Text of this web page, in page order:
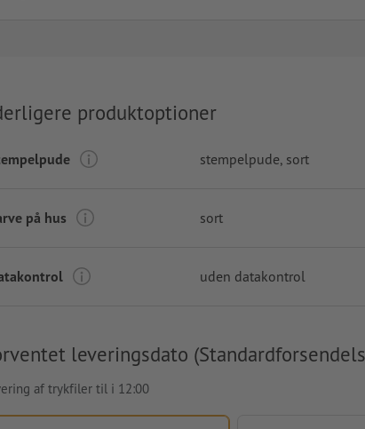
produktoptioner
stempelpude, sort
på hus sort
uden datakontrol
leveringsdato
af trykfiler til i 12:00